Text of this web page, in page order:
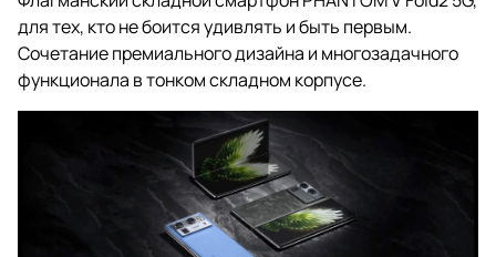
для тех, кто не боится удивлять и быть первым.
Сочетание премиального дизайна и многозадачного
функционала в тонком складном корпусе.